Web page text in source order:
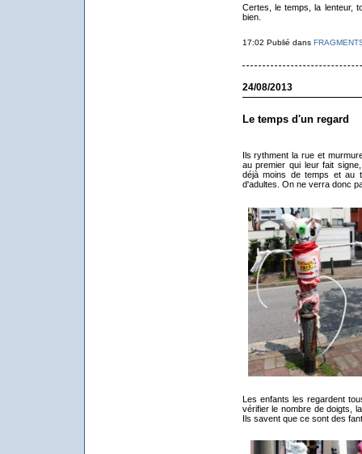
Certes, le temps, la lenteur,
bien.
17:02 Publié dans
24/08/2013
Le temps d'un regard
Ils rythment la rue et
au premier qui leur fait
déjà moins de temps et au
d'adultes. On ne verra donc
Les enfants les regardent
vérifier le nombre de doigts,
Ils savent que ce sont des